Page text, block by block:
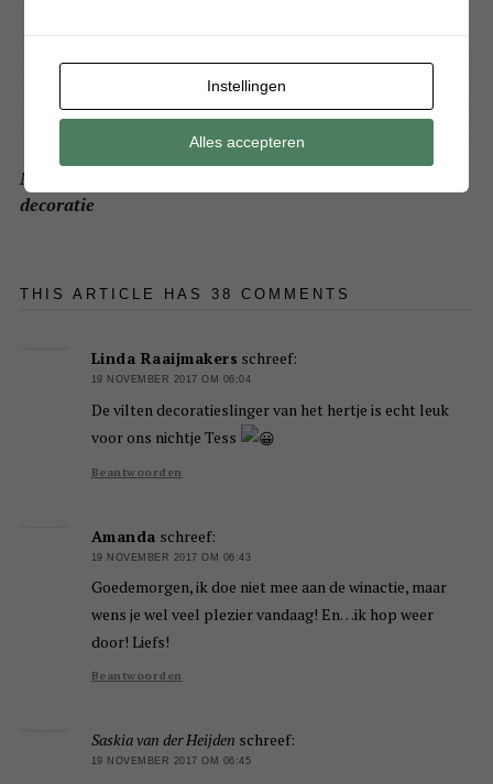
Maak zelf deze schattige houten Pietjes en Sinterklaas
decoratie
THIS ARTICLE HAS 38 COMMENTS
Linda Raaijmakers schreef:
19 NOVEMBER 2017 OM 06:04
De vilten decoratieslinger van het hertje is echt leuk
voor ons nichtje Tess
Beantwoorden
Amanda schreef:
19 NOVEMBER 2017 OM 06:43
Goedemorgen, ik doe niet mee aan de winactie, maar
wens je wel veel plezier vandaag! En…ik hop weer
door! Liefs!
Beantwoorden
Saskia van der Heijden schreef:
19 NOVEMBER 2017 OM 06:45
Instellingen
Alles accepteren